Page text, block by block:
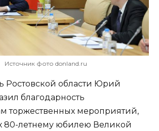
Источник фото donland.ru
Ростовской области Юрий
благодарность
торжественных мероприятий,
80-летнему юбилею Великой